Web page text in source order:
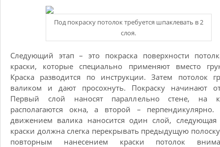
Под покраску потолок требуется шпаклевать в 2
слоя.
Следующий этап – это покраска поверхности
краски, которые специально применяют вместо
Краска разводится по инструкции. Затем потолок
валиком и дают просохнуть. Покраску начинают
Первый слой наносят параллельно стене, на
располагаются окна, а второй –
движением валика наносится один слой, следующая
краски должна слегка перекрывать предыдущую
повторным нанесением краски потолок